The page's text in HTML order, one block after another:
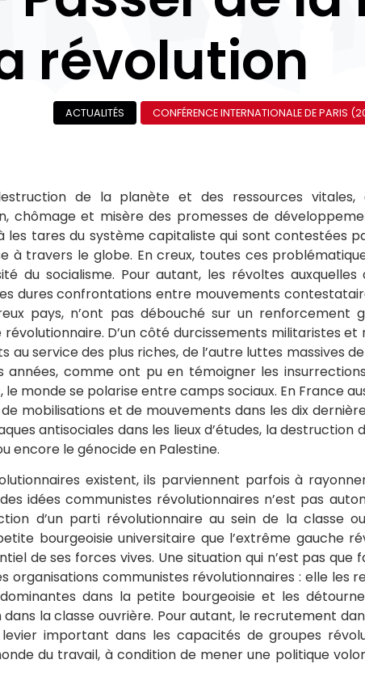
révolution
ACTUALITÉS CONFÉRENCE INTERNATIONALE DE PARIS
de la planète et des ressources vitales,
chômage et misère des promesses de
les tares du système capitaliste qui sont contestées
à travers le globe. En creux, toutes ces
du socialisme. Pour autant, les révoltes
dures confrontations entre mouvements
pays, n’ont pas débouché sur un renforcement
D’un côté durcissements militaristes et
au service des plus riches, de l’autre luttes massives
années, comme ont pu en témoigner les
monde se polarise entre camps sociaux. En France
mobilisations et de mouvements dans les dix
antisociales dans les lieux d’études, la destruction
encore le génocide en Palestine.
existent, ils parviennent parfois à
idées communistes révolutionnaires n’est pas
d’un parti révolutionnaire au sein de la classe
bourgeoisie universitaire que l’extrême gauche
de ses forces vives. Une situation qui n’est pas que
organisations communistes révolutionnaires : elle les
dans la petite bourgeoisie et les
la classe ouvrière. Pour autant, le recrutement
important dans les capacités de groupes
du travail, à condition de mener une politique